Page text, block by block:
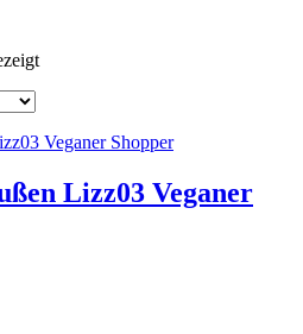
Lizz03 Veganer